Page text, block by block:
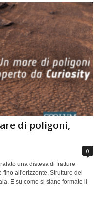
di poligoni,
0
una distesa di fratture
all'orizzonte. Strutture del
E su come si siano formate il